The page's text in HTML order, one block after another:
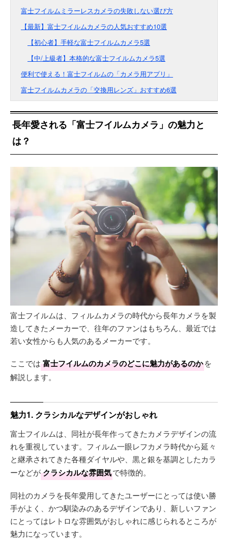
富士フイルムミラーレスカメラの失敗しない選び方
【最新】富士フイルムカメラの人気おすすめ10選
【初心者】手軽な富士フイルムカメラ5選
【中/上級者】本格的な富士フイルムカメラ5選
便利で使える！富士フイルムの「カメラ用アプリ」
富士フイルムカメラの「交換用レンズ」おすすめ6選
長年愛される「富士フイルムカメラ」の魅力と
は？
富士フイルムは、フィルムカメラの時代から長年カメラを製
造してきたメーカーで、往年のファンはもちろん、最近では
若い女性からも人気のあるメーカーです。
ここでは 富士フイルムのカメラのどこに魅力があるのかを
解説します。
魅力1. クラシカルなデザインがおしゃれ
富士フイルムは、同社が長年作ってきたカメラデザインの流
れを重視しています。フィルム一眼レフカメラ時代から延々
と継承されてきた各種ダイヤルや、黒と銀を基調としたカラ
ーなどがクラシカルな雰囲気で特徴的。
同社のカメラを長年愛用してきたユーザーにとっては使い勝
手がよく、かつ馴染みのあるデザインであり、新しいファン
にとってはレトロな雰囲気がおしゃれに感じられるところが
魅力になっています。